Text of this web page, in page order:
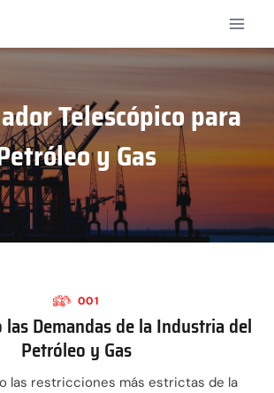
Telescópico para
y Gas
001
Demandas de la Industria del
Petróleo y Gas
las restricciones más estrictas de la